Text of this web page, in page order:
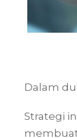
Dalam
Strategi